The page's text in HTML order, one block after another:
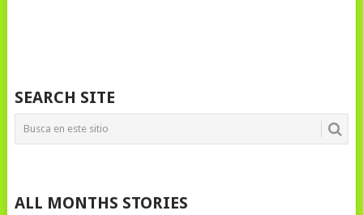
SEARCH SITE
ALL MONTHS STORIES